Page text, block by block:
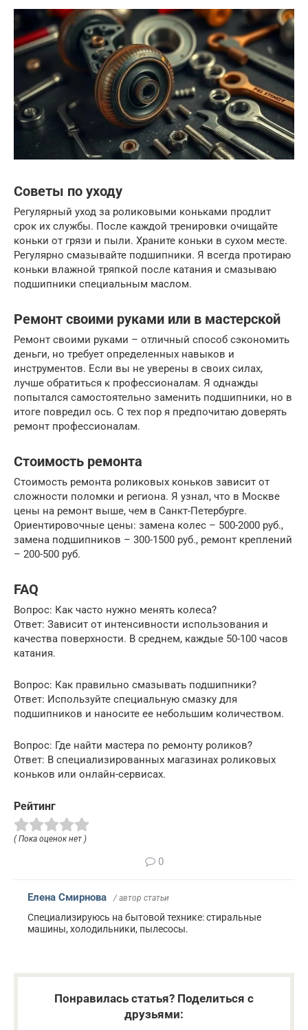
Советы по уходу
Регулярный уход за роликовыми коньками продлит
срок их службы. После каждой тренировки очищайте
коньки от грязи и пыли. Храните коньки в сухом месте.
Регулярно смазывайте подшипники. Я всегда протираю
коньки влажной тряпкой после катания и смазываю
подшипники специальным маслом.
Ремонт своими руками или в мастерской
Ремонт своими руками – отличный способ сэкономить
деньги, но требует определенных навыков и
инструментов. Если вы не уверены в своих силах,
лучше обратиться к профессионалам. Я однажды
попытался самостоятельно заменить подшипники, но в
итоге повредил ось. С тех пор я предпочитаю доверять
ремонт профессионалам.
Стоимость ремонта
Стоимость ремонта роликовых коньков зависит от
сложности поломки и региона. Я узнал, что в Москве
цены на ремонт выше, чем в Санкт-Петербурге.
Ориентировочные цены: замена колес – 500-2000 руб.,
замена подшипников – 300-1500 руб., ремонт креплений
– 200-500 руб.
FAQ
Вопрос: Как часто нужно менять колеса?
Ответ: Зависит от интенсивности использования и
качества поверхности. В среднем, каждые 50-100 часов
катания.
Вопрос: Как правильно смазывать подшипники?
Ответ: Используйте специальную смазку для
подшипников и наносите ее небольшим количеством.
Вопрос: Где найти мастера по ремонту роликов?
Ответ: В специализированных магазинах роликовых
коньков или онлайн-сервисах.
Рейтинг
( Пока оценок нет )
0
Елена Смирнова / автор статьи
Специализируюсь на бытовой технике: стиральные
машины, холодильники, пылесосы.
Понравилась статья? Поделиться с
друзьями: